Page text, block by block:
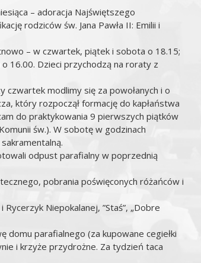
– adoracja Najświętszego
rodziców św. Jana Pawła II: Emilii i
– w czwartek, piątek i sobota o 18.15;
16.00. Dzieci przychodzą na roraty z
modlimy się za powołanych i o
który rozpoczął formację do kapłaństwa
do praktykowania 9 pierwszych piątków
św.). W sobotę w godzinach
odpust parafialny w poprzednią
pobrania poświęconych różańców i
Niepokalanej, ”Staś”, „Dobre
domu parafialnego (za kupowane cegiełki
i krzyże przydrożne. Za tydzień taca